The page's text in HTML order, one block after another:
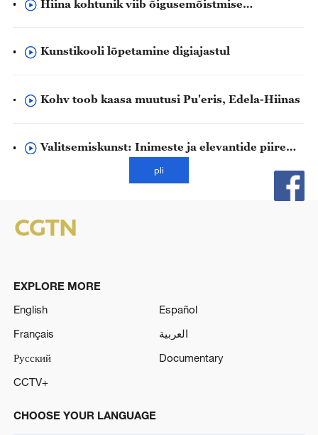
Hiina kohtunik viib õigusemõistmise
põlisrahvad
Kunstikooli lõpetamine digiajastul
Kohv toob kaasa muutusi Pu'eris, Edela-Hiinas
Valitsemiskunst: Inimeste ja elevantide piire
pli
EXPLORE MORE
English
Español
Français
العربية
Русский
Documentary
CCTV+
CHOOSE YOUR LANGUAGE